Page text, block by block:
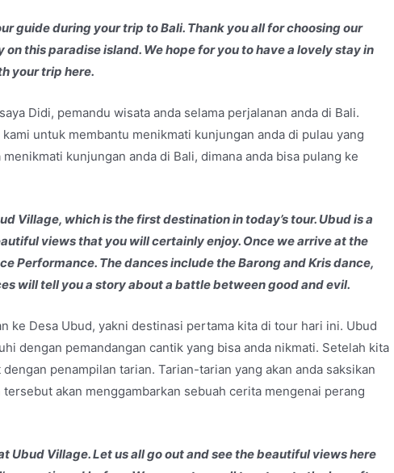
guide during your trip to Bali. Thank you all for choosing our
this paradise island. We hope for you to have a lovely stay in
your trip here.
Didi, pemandu wisata anda selama perjalanan anda di Bali.
untuk membantu menikmati kunjungan anda di pulau yang
kunjungan anda di Bali, dimana anda bisa pulang ke
Village, which is the first destination in today’s tour. Ubud is a
views that you will certainly enjoy. Once we arrive at the
Performance. The dances include the Barong and Kris dance,
will tell you a story about a battle between good and evil.
ke Desa Ubud, yakni destinasi pertama kita di tour hari ini. Ubud
dengan pemandangan cantik yang bisa anda nikmati. Setelah kita
penampilan tarian. Tarian-tarian yang akan anda saksikan
akan menggambarkan sebuah cerita mengenai perang
Ubud Village. Let us all go out and see the beautiful views here